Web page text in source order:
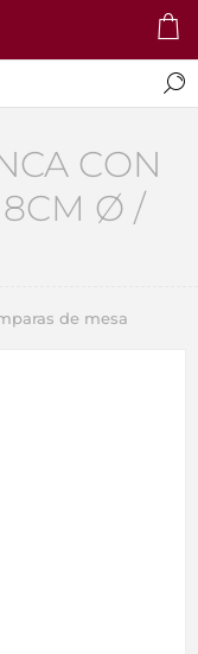
CON
Ø /
de mesa